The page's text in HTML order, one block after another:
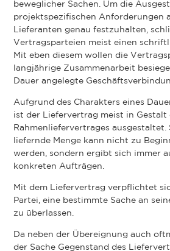
beweglicher Sachen. Um die
projektspezifischen Anforderungen
Lieferanten genau festzuhalten,
Vertragsparteien meist einen
Mit eben diesem wollen die
langjährige Zusammenarbeit
Dauer angelegte
Aufgrund des Charakters eines
ist der Liefervertrag meist in Gestalt
Rahmenliefervertrages ausgestaltet.
liefernde Menge kann nicht zu
werden, sondern ergibt sich immer
konkreten Aufträgen.
Mit dem Liefervertrag verpflichtet
Partei, eine bestimmte Sache an
zu überlassen.
Da neben der Übereignung auch
der Sache Gegenstand des